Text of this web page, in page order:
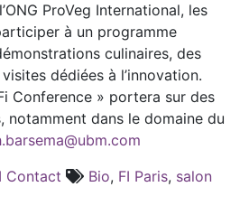
ProVeg International, les
à un programme
culinaires, des
dédiées à l’innovation.
Conference » portera sur des
notamment dans le domaine du
Contact Bio, FI Paris, salon